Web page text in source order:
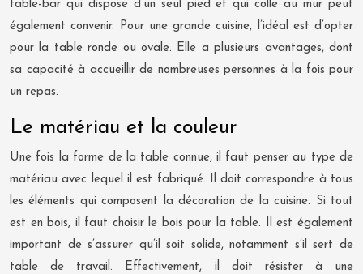
table-bar qui dispose d’un seul pied et qui colle au mur peut
également convenir. Pour une grande cuisine, l’idéal est d’opter
pour la table ronde ou ovale. Elle a plusieurs avantages, dont
sa capacité à accueillir de nombreuses personnes à la fois pour
un repas.
Le matériau et la couleur
Une fois la forme de la table connue, il faut penser au type de
matériau avec lequel il est fabriqué. Il doit correspondre à tous
les éléments qui composent la décoration de la cuisine. Si tout
est en bois, il faut choisir le bois pour la table. Il est également
important de s’assurer qu’il soit solide, notamment s’il sert de
table de travail. Effectivement, il doit résister à une